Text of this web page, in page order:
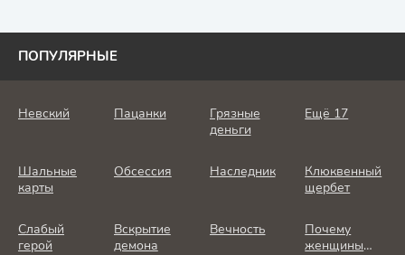
ПОПУЛЯРНЫЕ
Невский Пацанки
Грязные
деньги
Ещё 17
Шальные
карты
Обсессия Наследник
Клюквенный
щербет
Слабый
герой
Вскрытие
демона
Вечность
Почему
женщины